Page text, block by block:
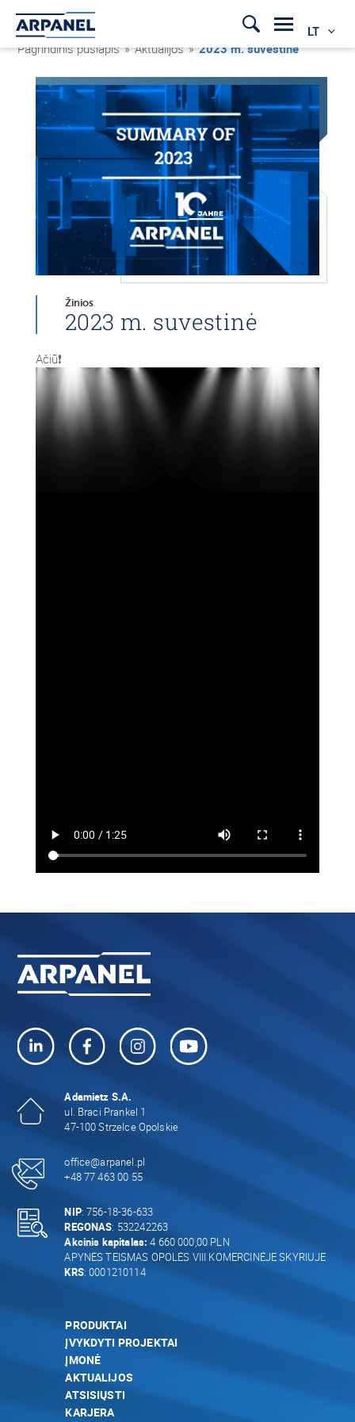
LT
Pagrindinis puslapis » Aktualijos »2023 m. suvestinė
Žinios
2023 m. suvestinė
Ačiū❗
Adamietz S.A.
ul. Braci Prankel 1
47-100 Strzelce Opolskie
office@arpanel.pl
+48 77 463 00 55
NIP: 756-18-36-633
REGONAS: 532242263
Akcinis kapitalas: 4 660 000,00 PLN
APYNĖS TEISMAS OPOLĖS VIII KOMERCINĖJE SKYRIUJE
KRS: 0001210114
PRODUKTAI
ĮVYKDYTI PROJEKTAI
ĮMONĖ
AKTUALIJOS
ATSISIŲSTI
KARJERA